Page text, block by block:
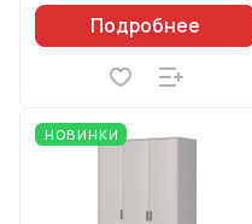
Подробнее
НОВИНКИ